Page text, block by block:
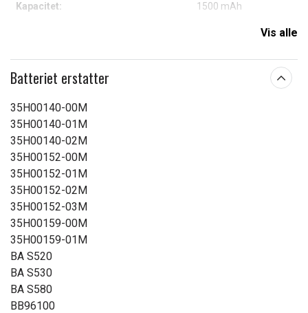
Kapacitet: 1500 mAh
Vis alle
Batteriet erstatter
35H00140-00M
35H00140-01M
35H00140-02M
35H00152-00M
35H00152-01M
35H00152-02M
35H00152-03M
35H00159-00M
35H00159-01M
BA S520
BA S530
BA S580
BB96100